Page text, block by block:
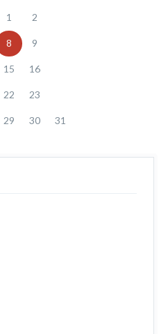
1 2
8 9
15 16
22 23
29 30 31